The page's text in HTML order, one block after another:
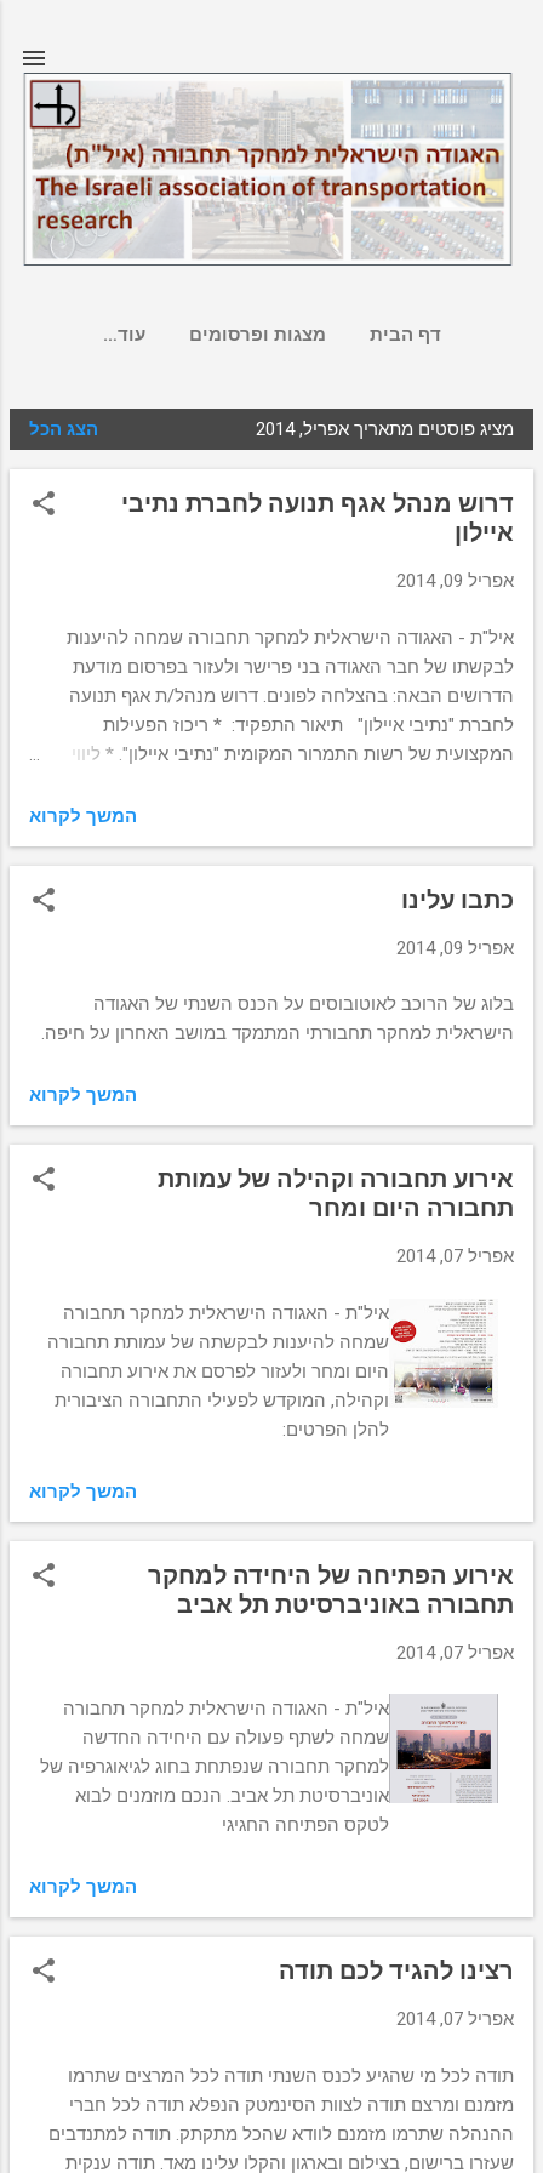
דף הבית מצגות ופרסומים ‏עוד…
ר
מציג פוסטים מתאריך אפריל, 2014 הצג הכל
דרוש מנהל אגף תנועה לחברת נתיבי
איילון
אפריל 09, 2014
איל"ת - האגודה הישראלית למחקר תחבורה שמחה להיענות
לבקשתו של חבר האגודה בני פרישר ולעזור בפרסום מודעת
הדרושים הבאה: בהצלחה לפונים. דרוש מנהל/ת אגף תנועה
לחברת "נתיבי איילון" תיאור התפקיד: * ריכוז הפעילות
המקצועית של רשות התמרור המקומית "נתיבי איילון". * ליווי
רשויות מקומיות / משטרה. * בקרת תכניות הסדרי תנועה ושלבי
ביצוע לרבות תכניות של מערכות תחבורה ציבורית הסעה המונית
ורמזורים. * פיקוח בקרה וריכוז תסקירי בטיחות בכל שלבי התכנון
של הפרויקט. * השתתפות בישיבות תיאום של תכניות
* תואר ראשון בהנדסה אזרחית עם התמחות בתחבורה ותנועה –
המהנדסים והאדריכלים לפי חוק המהנדסים והאדריכלים תשי"ח
– 1958. * ניסיון מקצועי של 5 שנים לפחות בתחום הנדסת תנועה
אם / אנגלית ברמה גבוהה. יש להיכנס באתר של 'קינן-...
המשך לקרוא
כתבו עלינו
אפריל 09, 2014
בלוג של הרוכב לאוטובוסים על הכנס השנתי של האגודה
הישראלית למחקר תחבורתי המתמקד במושב האחרון על חיפה.
המשך לקרוא
אירוע תחבורה וקהילה של עמותת
תחבורה היום ומחר
אפריל 07, 2014
איל"ת - האגודה הישראלית למחקר תחבורה
שמחה להיענות לבקשתה של עמותת תחבורה
היום ומחר ולעזור לפרסם את אירוע תחבורה
וקהילה, המוקדש לפעילי התחבורה הציבורית
להלן הפרטים:
המשך לקרוא
אירוע הפתיחה של היחידה למחקר
תחבורה באוניברסיטת תל אביב
אפריל 07, 2014
איל"ת - האגודה הישראלית למחקר תחבורה
שמחה לשתף פעולה עם היחידה החדשה
למחקר תחבורה שנפתחת בחוג לגיאוגרפיה של
אוניברסיטת תל אביב. הנכם מוזמנים לבוא
לטקס הפתיחה החגיגי
המשך לקרוא
רצינו להגיד לכם תודה
אפריל 07, 2014
תודה לכל מי שהגיע לכנס השנתי תודה לכל המרצים שתרמו
מזמנם ומרצם תודה לצוות הסינמטק הנפלא תודה לכל חברי
ההנהלה שתרמו מזמנם לוודא שהכל מתקתק. תודה למתנדבים
שעזרו ברישום, בצילום ובארגון והקלו עלינו מאד. תודה ענקית